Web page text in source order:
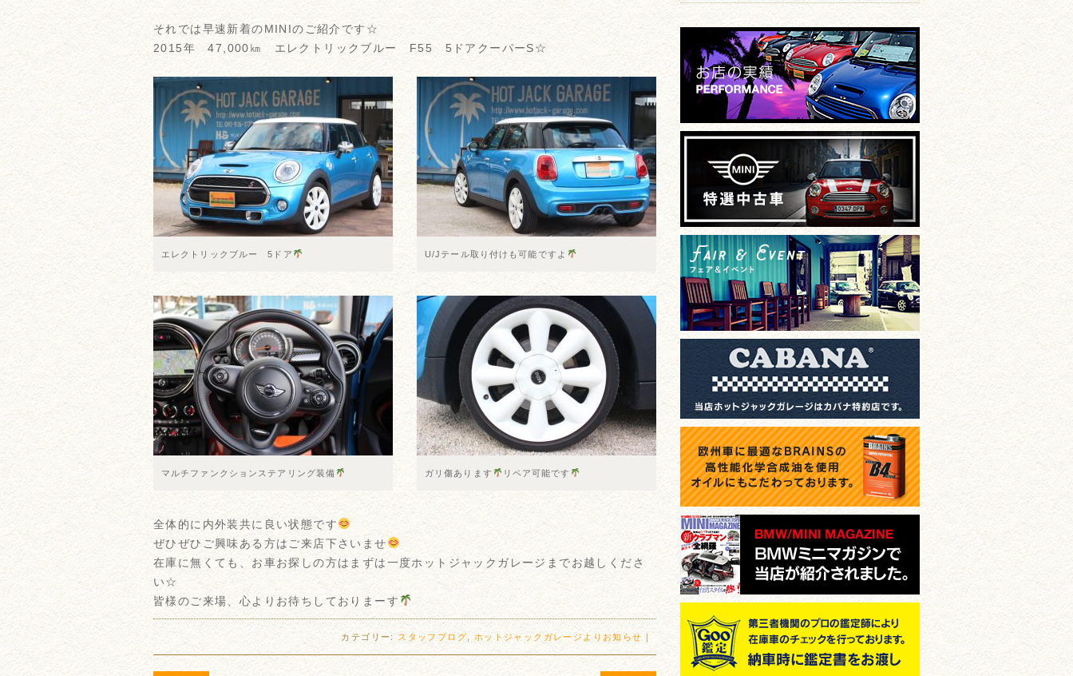
それでは早速新着のMINIのご紹介です☆
2015年 47,000㎞ エレクトリックブルー F55 5ドアクーパーS☆
エレクトリックブルー 5ドア U/Jテール取り付けも可能ですよ
マルチファンクションステアリング装備 ガリ傷あります リペア可能です
全体的に内外装共に良い状態です
ぜひぜひご興味ある方はご来店下さいませ
在庫に無くても、お車お探しの方はまずは一度ホットジャックガレージまでお越しくださ
い☆
皆様のご来場、心よりお待ちしておりまーす
カテゴリー: スタッフブログ ホットジャックガレージよりお知らせ ｜